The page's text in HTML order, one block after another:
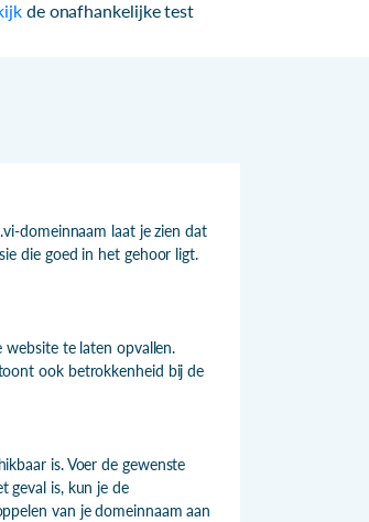
de onafhankelijke test
domeinnaam laat je zien dat
die goed in het gehoor ligt.
website te laten opvallen.
ook betrokkenheid bij de
is. Voer de gewenste
geval is, kun je de
van je domeinnaam aan